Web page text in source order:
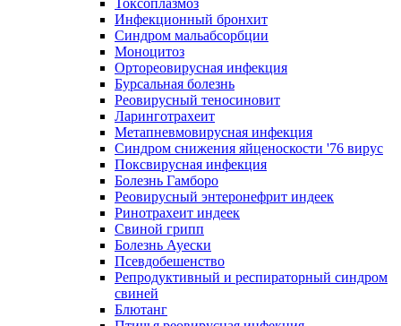
Токсоплазмоз
Инфекционный бронхит
Синдром мальабсорбции
Моноцитоз
Ортореовирусная инфекция
Бурсальная болезнь
Реовирусный теносиновит
Ларинготрахеит
Метапневмовирусная инфекция
Синдром снижения яйценоскости '76 вирус
Поксвирусная инфекция
Болезнь Гамборо
Реовирусный энтеронефрит индеек
Ринотрахеит индеек
Свиной грипп
Болезнь Ауески
Псевдобешенство
Репродуктивный и респираторный синдром
свиней
Блютанг